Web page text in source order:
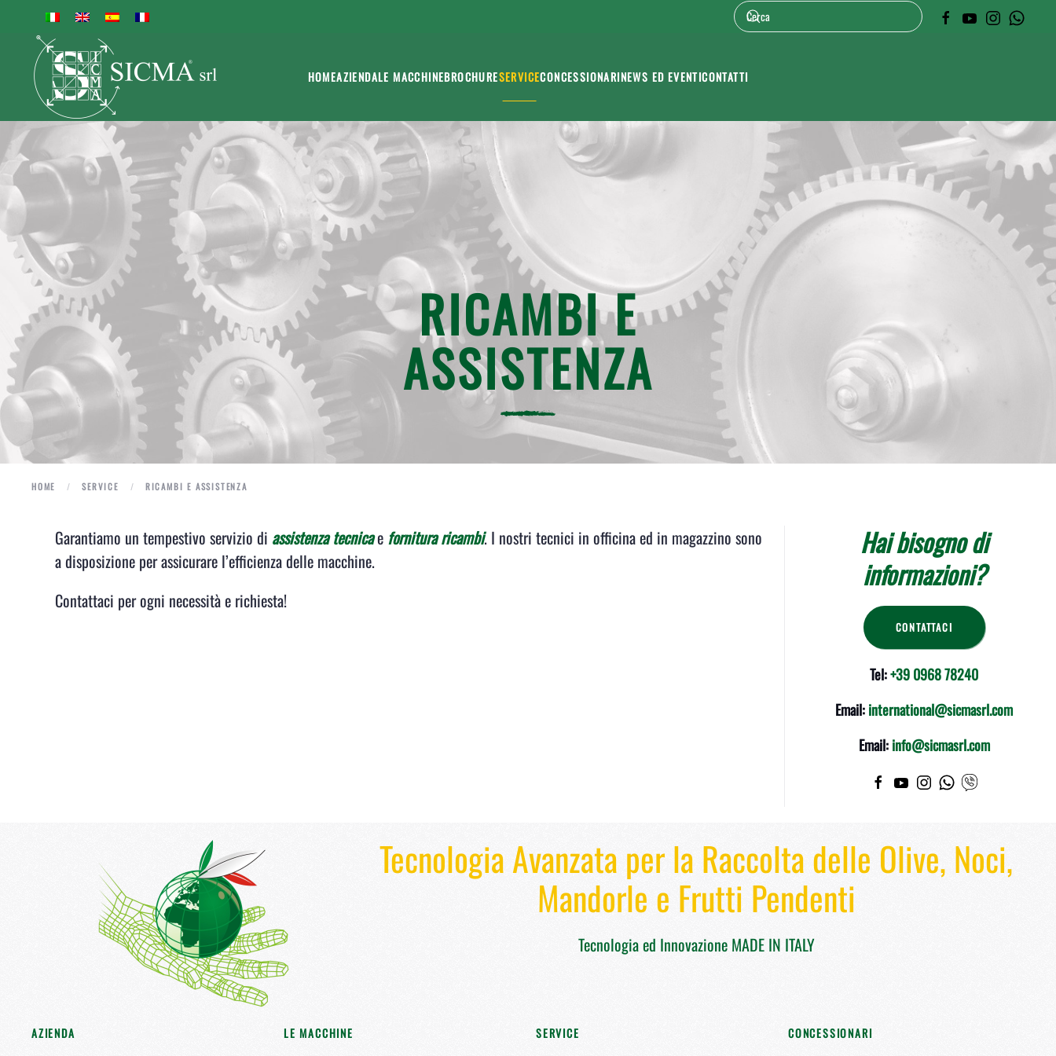
HOMEAZIENDALE MACCHINEBROCHURESERVICECONCESSIONARINEWS ED EVENTICONTATTI
RICAMBI E
ASSISTENZA
HOME SERVICE RICAMBI E ASSISTENZA
Garantiamo un tempestivo servizio di assistenza tecnicae fornitura ricambi. I nostri tecnici in officina ed in magazzino sono
a disposizione per assicurare l’efficienza delle macchine.
Contattaci per ogni necessità e richiesta!
Hai bisogno di
informazioni?
CONTATTACI
Tel:+39 0968 78240
Email:international@sicmasrl.com
Email:info@sicmasrl.com
Tecnologia Avanzata per la Raccolta delle Olive, Noci,
Mandorle e Frutti Pendenti
Tecnologia ed Innovazione MADE IN ITALY
AZIENDA LE MACCHINE SERVICE CONCESSIONARI